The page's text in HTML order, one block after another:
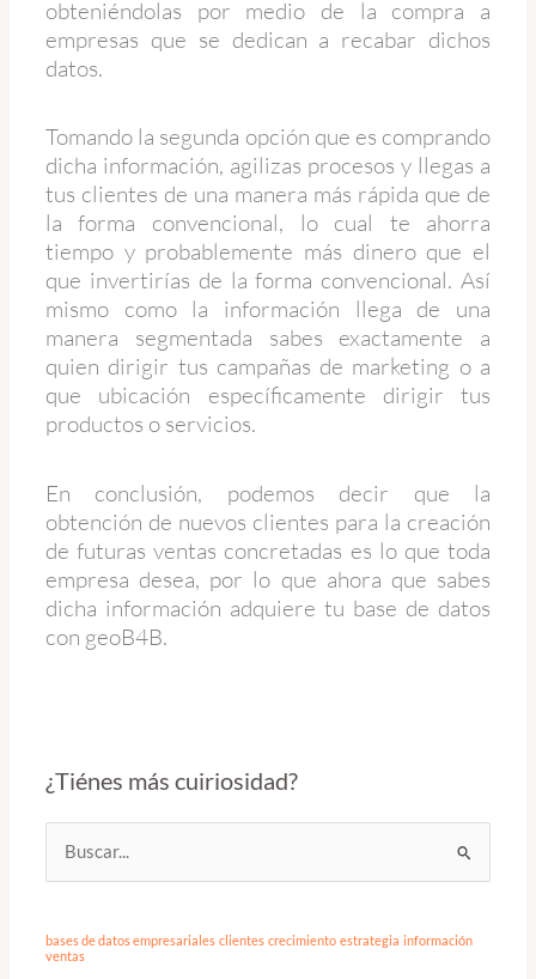
obteniéndolas por medio de la compra a
empresas que se dedican a recabar dichos
datos.
Tomando la segunda opción que es comprando
dicha información, agilizas procesos y llegas a
tus clientes de una manera más rápida que de
la forma convencional, lo cual te ahorra
tiempo y probablemente más dinero que el
que invertirías de la forma convencional. Así
mismo como la información llega de una
manera segmentada sabes exactamente a
quien dirigir tus campañas de marketing o a
que ubicación específicamente dirigir tus
productos o servicios.
En conclusión, podemos decir que la
obtención de nuevos clientes para la creación
de futuras ventas concretadas es lo que toda
empresa desea, por lo que ahora que sabes
dicha información adquiere tu base de datos
con geoB4B.
¿Tiénes más cuiriosidad?
Buscar
por:
bases de datos empresariales clientes crecimiento estrategia información
ventas